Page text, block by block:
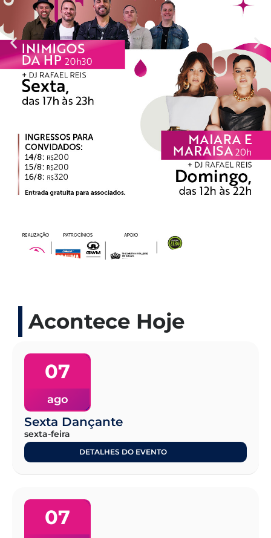
Acontece Hoje
07
ago
Sexta Dançante
sexta-feira
DETALHES DO EVENTO
07